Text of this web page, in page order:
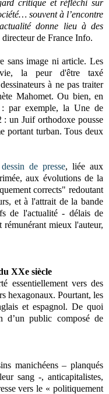
critique et réfléchi sur
souvent à l’encontre
donne lieu à des
de France Info.
sans image ni article. Les
la peur d'être taxé
à ne pas traiter
Mahomet. Ou bien, en
: par exemple, la Une de
un Juif orthodoxe pousse
portant turban. Tous deux
de presse, liée aux
aux évolutions de la
corrects" redoutant
et à l'attrait de la bande
de l'actualité - délais de
mieux l'auteur,
XXe siècle
essentiellement vers des
hexagonaux. Pourtant, les
et espagnol. De quoi
d’un public composé de
manichéens – planqués
sang -, anticapitalistes,
vers le « politiquement